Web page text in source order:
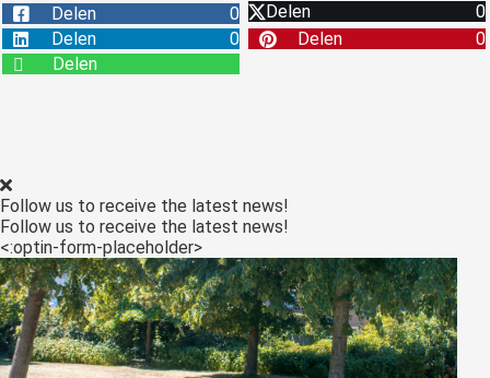
Delen
0 Delen
0
Delen
0 Delen
0
Delen
Follow us to receive the latest news!
Follow us to receive the latest news!
<:optin-form-placeholder>